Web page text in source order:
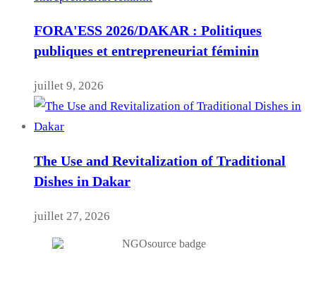
FORA'ESS 2026/DAKAR : Politiques
publiques et entrepreneuriat féminin
juillet 9, 2026
The Use and Revitalization of Traditional
Dishes in Dakar
juillet 27, 2026